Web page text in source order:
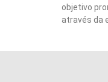
objetivo
através da